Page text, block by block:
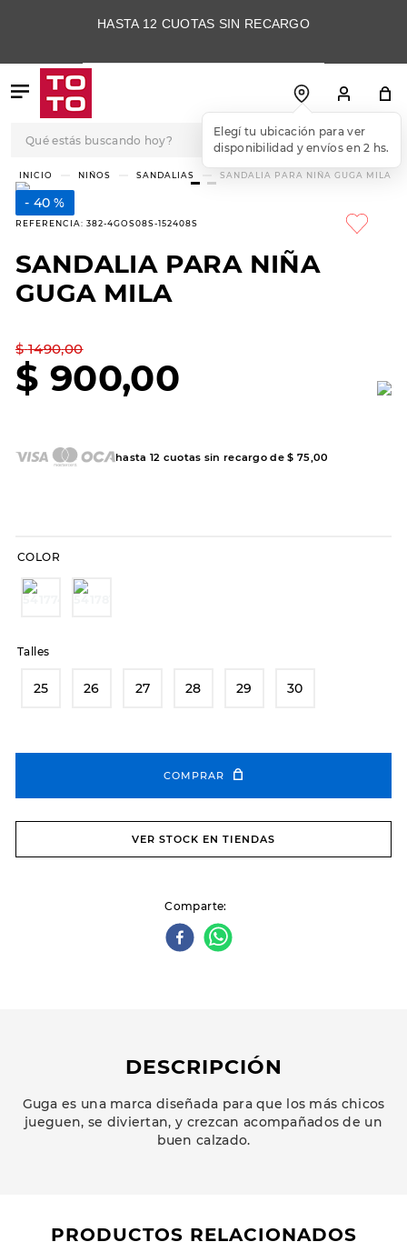
HASTA 12 CUOTAS SIN RECARGO
Elegí tu ubicación para ver
disponibilidad y envíos en 2 hs.
NIÑOS SANDALIAS SANDALIA PARA NIÑA GUGA MILA
40 %
REFERENCIA: 382-4GOS08S-152408S
SANDALIA PARA NIÑA
GUGA MILA
$ 1490,00
$ 900,00
hasta 12 cuotas sin recargo de$ 75 00
COLOR
Talles
25 26 27 28 29 30
COMPRAR
VER STOCK EN TIENDAS
Comparte
DESCRIPCIÓN
Guga es una marca diseñada para que los más chicos
jueguen, se diviertan, y crezcan acompañados de un
buen calzado.
PRODUCTOS RELACIONADOS
TÉRMINOS MÁS
BUSCADOS
skechers